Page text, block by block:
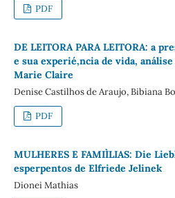
PDF
DE LEITORA PARA LEITORA: a
e sua experié‚ncia de vida,
Marie Claire
Denise Castilhos de Araujo, Bibiana
PDF
MULHERES E FAMIÌLIAS: Die
esperpentos de Elfriede Jelinek
Dionei Mathias